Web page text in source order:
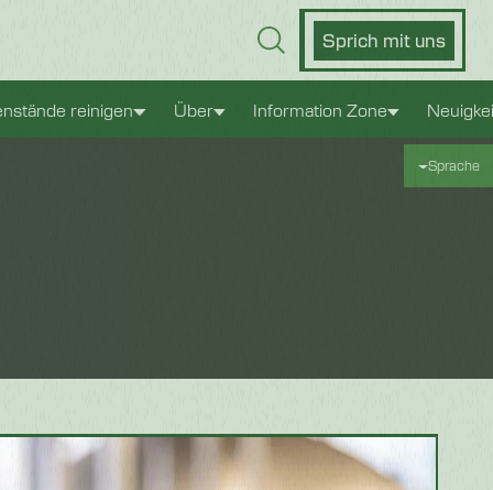
Sprich mit uns
reinigen Über Information Zone
Sprache